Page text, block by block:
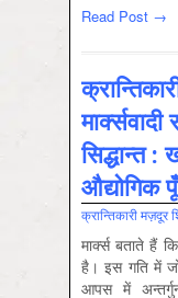
Read Post →
सिद्धान्त
औद्योगिक
क्रान्तिकारी मज़दूर
मार्क्स बताते हैं
है। इस गति में
आपस में